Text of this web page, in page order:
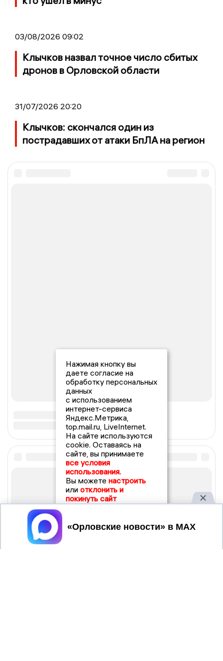
03/08/2026 09:02
Клычков назвал точное число сбитых
дронов в Орловской области
31/07/2026 20:20
Клычков: скончался один из
пострадавших от атаки БпЛА на регион
Нажимая кнопку вы
даете согласие на
обработку персональных
данных
с использованием
интернет-сервиса
Яндекс.Метрика,
top.mail.ru, LiveInternet.
На сайте используются
cookie. Оставаясь на
сайте, вы принимаете
все условия
использования.
Вы можете настроить
или отклонить и
покинуть сайт
Принять